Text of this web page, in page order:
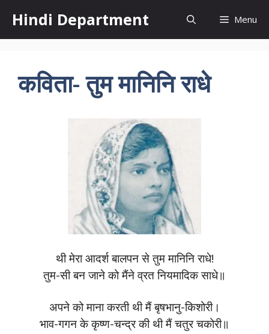
content
Hindi Department Menu
कविता- तुम मानिनि राधे
थी मेरा आदर्श बालपन से तुम मानिनि राधे!
तुम-सी बन जाने को मैंने व्रत नियमादिक साधे॥
अपने को माना करती थी मैं बृषभानु-किशोरी।
भाव-गगन के कृष्ण-चन्द्र की थी मैं चतुर चकोरी॥